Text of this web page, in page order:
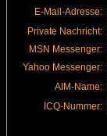
E-Mail-Adresse:
Private Nachricht:
MSN Messenger:
Yahoo Messenger:
AIM-Name:
ICQ-Nummer: